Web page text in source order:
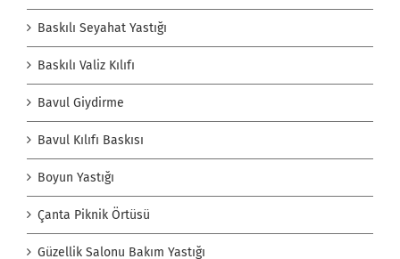
Baskılı Seyahat Yastığı
Baskılı Valiz Kılıfı
Bavul Giydirme
Bavul Kılıfı Baskısı
Boyun Yastığı
Çanta Piknik Örtüsü
Güzellik Salonu Bakım Yastığı